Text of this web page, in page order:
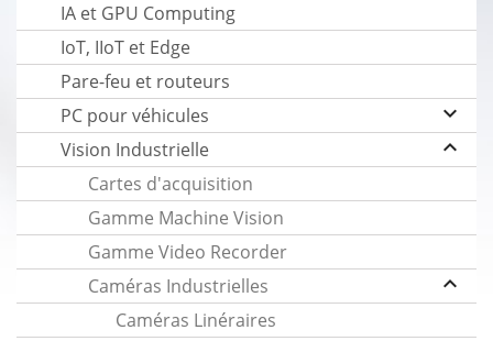
IA et GPU Computing
IoT, IIoT et Edge
Pare-feu et routeurs
PC pour véhicules
keyboard_arrow_down
Vision Industrielle keyboard_arrow_up
Cartes d'acquisition
Gamme Machine Vision
Gamme Video Recorder
Caméras Industrielles
keyboard_arrow_up
Caméras Linéraires